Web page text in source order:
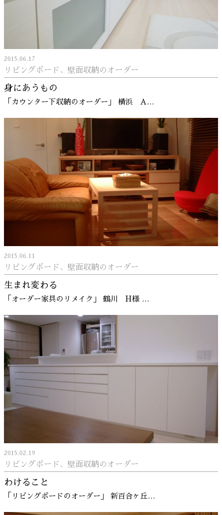
2015.06.17
リビングボード、壁面収納のオーダー
身にあうもの
「カウンター下収納のオーダー」 横浜 A…
2015.06.11
リビングボード、壁面収納のオーダー
生まれ変わる
「オーダー家具のリメイク」 鶴川 H様 …
2015.02.19
リビングボード、壁面収納のオーダー
わけること
「リビングボードのオーダー」 新百合ヶ丘…